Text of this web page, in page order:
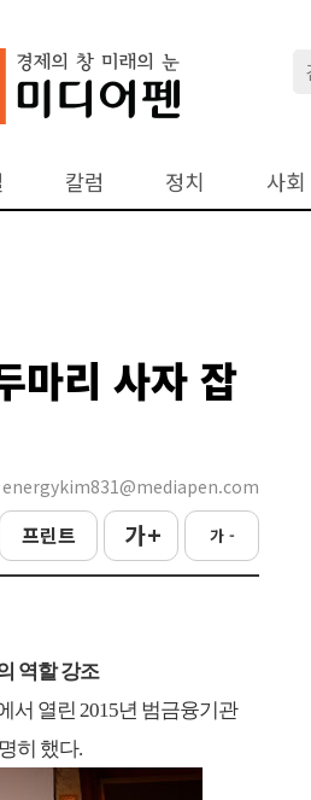
칼럼 정치 사회
마리 사자 잡
energykim831@mediapen.com
프린트 가 + 가 -
역할 강조
서 열린 2015년 범금융기관
히 했다.